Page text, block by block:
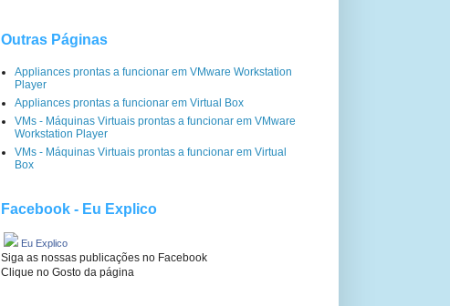
Outras Páginas
Appliances prontas a funcionar em VMware Workstation
Player
Appliances prontas a funcionar em Virtual Box
VMs - Máquinas Virtuais prontas a funcionar em VMware
Workstation Player
VMs - Máquinas Virtuais prontas a funcionar em Virtual
Box
Facebook - Eu Explico
Eu Explico
Siga as nossas publicações no Facebook
Clique no Gosto da página